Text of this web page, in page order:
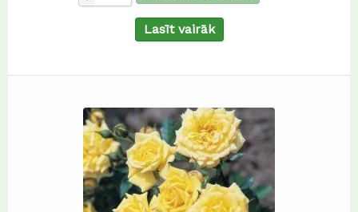
Lasīt vairāk